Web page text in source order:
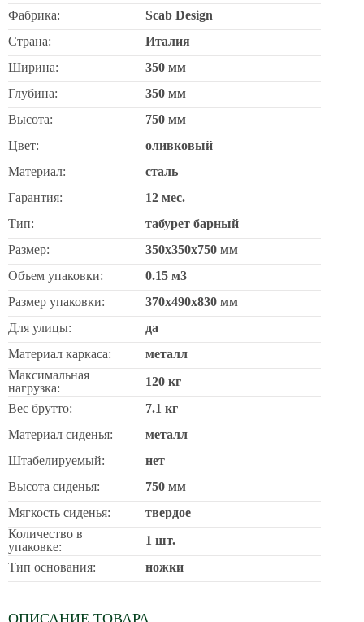
Фабрика:
Scab Design
Страна:
Италия
Ширина:
350 мм
Глубина:
350 мм
Высота:
750 мм
Цвет:
оливковый
Материал:
сталь
Гарантия:
12 мес.
Тип:
табурет барный
Размер:
350х350х750 мм
Объем упаковки:
0.15 м3
Размер упаковки:
370х490х830 мм
Для улицы:
да
Материал каркаса:
металл
Максимальная
нагрузка:
120 кг
Вес брутто:
7.1 кг
Материал сиденья:
металл
Штабелируемый:
нет
Высота сиденья:
750 мм
Мягкость сиденья:
твердое
Количество в
упаковке:
1 шт.
Тип основания:
ножки
ОПИСАНИЕ ТОВАРА